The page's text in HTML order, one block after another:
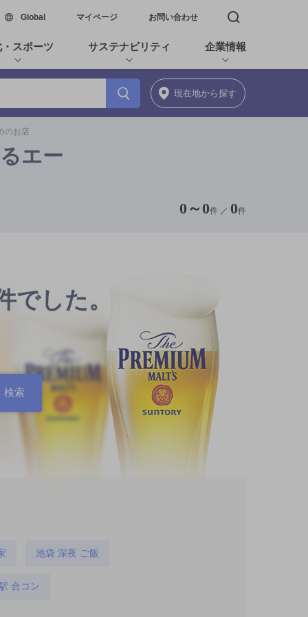
Global新しいウィンドウで開く
マイページ お問い合わせ 検索窓を開く
スポーツ サステナビリティ 企業情報
現在地から探す
のお店
エー
0 ～ 0件 ／ 0件
でした。
池袋 深夜 ご飯
合コン